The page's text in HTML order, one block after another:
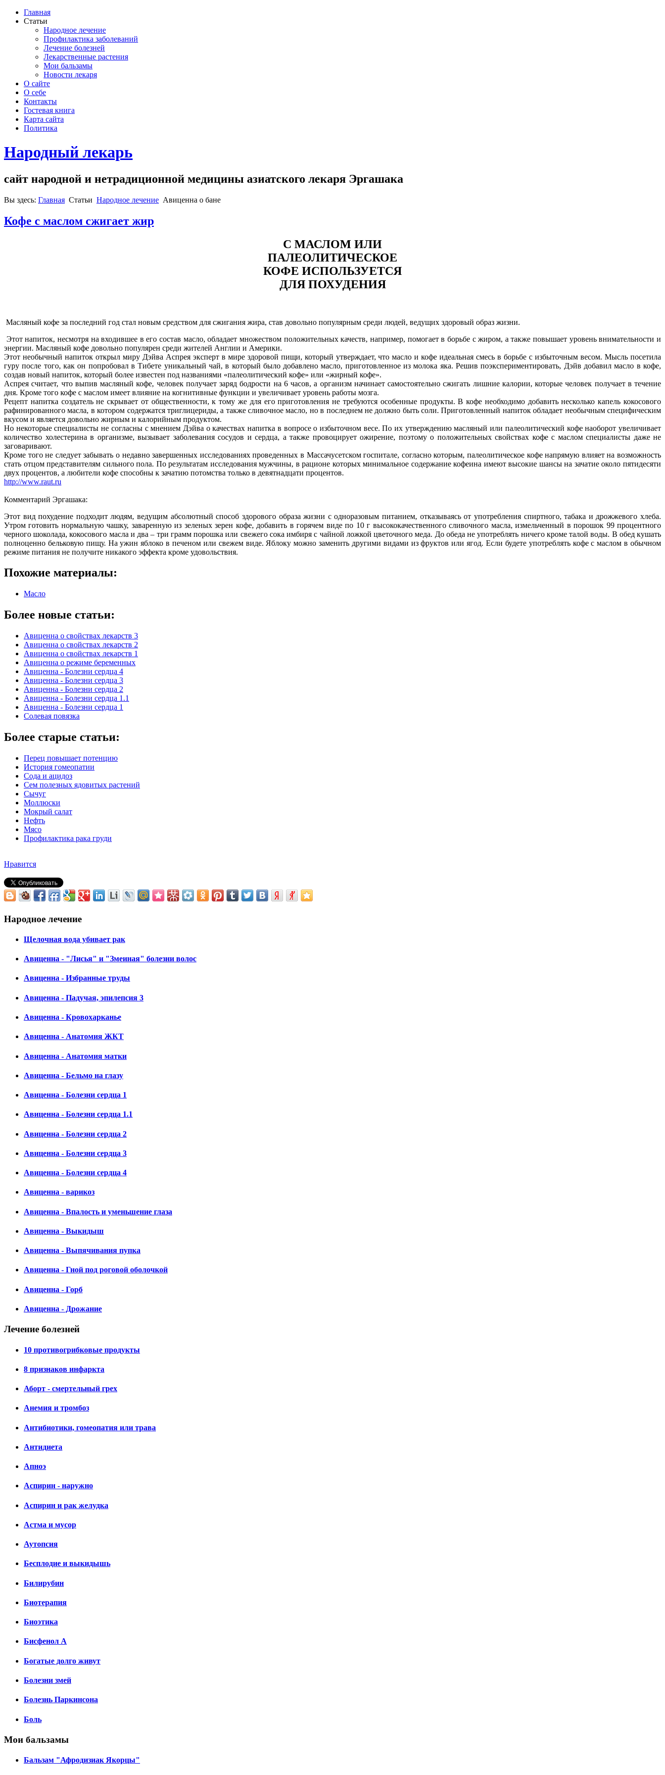
Главная
Статьи
Народное лечение
Профилактика заболеваний
Лечение болезней
Лекарственные растения
Мои бальзамы
Новости лекаря
О сайте
О себе
Контакты
Гостевая книга
Карта сайта
Политика
Народный лекарь
сайт народной и нетрадиционной медицины азиатского лекаря Эргашака
Вы здесь: Главная Статьи Народное лечение Авиценна о бане
Кофе с маслом сжигает жир
С МАСЛОМ ИЛИ
ПАЛЕОЛИТИЧЕСКОЕ
КОФЕ ИСПОЛЬЗУЕТСЯ
ДЛЯ ПОХУДЕНИЯ
Масляный кофе за последний год стал новым средством для сжигания жира, став довольно популярным среди людей, ведущих здоровый образ жизни.
Этот напиток, несмотря на входившее в его состав масло, обладает множеством положительных качеств, например, помогает в борьбе с жиром, а также повышает уровень внимательности и
энергии. Масляный кофе довольно популярен среди жителей Англии и Америки.
Этот необычный напиток открыл миру Дэйва Аспрея эксперт в мире здоровой пищи, который утверждает, что масло и кофе идеальная смесь в борьбе с избыточным весом. Мысль посетила
гуру после того, как он попробовал в Тибете уникальный чай, в который было добавлено масло, приготовленное из молока яка. Решив поэкспериментировать, Дэйв добавил масло в кофе,
создав новый напиток, который более известен под названиями «палеолитический кофе» или «жирный кофе».
Аспрея считает, что выпив масляный кофе, человек получает заряд бодрости на 6 часов, а организм начинает самостоятельно сжигать лишние калории, которые человек получает в течение
дня. Кроме того кофе с маслом имеет влияние на когнитивные функции и увеличивает уровень работы мозга.
Рецепт напитка создатель не скрывает от общественности, к тому же для его приготовления не требуются особенные продукты. В кофе необходимо добавить несколько капель кокосового
рафинированного масла, в котором содержатся триглицериды, а также сливочное масло, но в последнем не должно быть соли. Приготовленный напиток обладает необычным специфическим
вкусом и является довольно жирным и калорийным продуктом.
Но некоторые специалисты не согласны с мнением Дэйва о качествах напитка в вопросе о избыточном весе. По их утверждению масляный или палеолитический кофе наоборот увеличивает
количество холестерина в организме, вызывает заболевания сосудов и сердца, а также провоцирует ожирение, поэтому о положительных свойствах кофе с маслом специалисты даже не
заговаривают.
Кроме того не следует забывать о недавно завершенных исследованиях проведенных в Массачусетском госпитале, согласно которым, палеолитическое кофе напрямую влияет на возможность
стать отцом представителям сильного пола. По результатам исследования мужчины, в рационе которых минимальное содержание кофеина имеют высокие шансы на зачатие около пятидесяти
двух процентов, а любители кофе способны к зачатию потомства только в девятнадцати процентов.
http://www.raut.ru
Комментарий Эргашака:
Этот вид похудение подходит людям, ведущим абсолютный способ здорового образа жизни с одноразовым питанием, отказываясь от употребления спиртного, табака и дрожжевого хлеба.
Утром готовить нормальную чашку, заваренную из зеленых зерен кофе, добавить в горячем виде по 10 г высококачественного сливочного масла, измельченный в порошок 99 процентного
черного шоколада, кокосового масла и два – три грамм порошка или свежего сока имбиря с чайной ложкой цветочного меда. До обеда не употреблять ничего кроме талой воды. В обед кушать
полноценно бельковую пищу. На ужин яблоко в печеном или свежем виде. Яблоку можно заменить другими видами из фруктов или ягод. Если будете употреблять кофе с маслом в обычном
режиме питания не получите никакого эффекта кроме удовольствия.
Похожие материалы:
Масло
Более новые статьи:
Авиценна о свойствах лекарств 3
Авиценна о свойствах лекарств 2
Авиценна о свойствах лекарств 1
Авиценна о режиме беременных
Авиценна - Болезни сердца 4
Авиценна - Болезни сердца 3
Авиценна - Болезни сердца 2
Авиценна - Болезни сердца 1.1
Авиценна - Болезни сердца 1
Солевая повязка
Более старые статьи:
Перец повышает потенцию
История гомеопатии
Сода и ацидоз
Сем полезных ядовитых растений
Сычуг
Моллюски
Мокрый салат
Нефть
Мясо
Профилактика рака груди
Нравится
Народное лечение
Щелочная вода убивает рак
Авиценна - "Лисья" и "Змеиная" болезни волос
Авиценна - Избранные труды
Авиценна - Падучая, эпилепсия 3
Авиценна - Кровохарканье
Авиценна - Анатомия ЖКТ
Авиценна - Анатомия матки
Авиценна - Бельмо на глазу
Авиценна - Болезни сердца 1
Авиценна - Болезни сердца 1.1
Авиценна - Болезни сердца 2
Авиценна - Болезни сердца 3
Авиценна - Болезни сердца 4
Авиценна - варикоз
Авиценна - Впалость и уменьшение глаза
Авиценна - Выкидыш
Авиценна - Выпячивания пупка
Авиценна - Гной под роговой оболочкой
Авиценна - Горб
Авиценна - Дрожание
Лечение болезней
10 противогрибковые продукты
8 признаков инфаркта
Аборт - смертельный грех
Анемия и тромбоз
Антибиотики, гомеопатия или трава
Антидиета
Апноэ
Аспирин - наружно
Аспирин и рак желудка
Астма и мусор
Аутопсия
Бесплодие и выкидышь
Билирубин
Биотерапия
Биоэтика
Бисфенол А
Богатые долго живут
Болезни змей
Болезнь Паркинсона
Боль
Мои бальзамы
Бальзам "Афродизиак Якорцы"